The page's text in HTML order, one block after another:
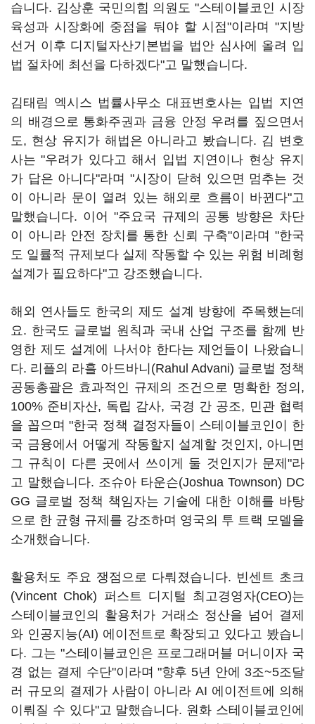
습니다. 김상훈 국민의힘 의원도 "스테이블코인 시장
육성과 시장화에 중점을 둬야 할 시점"이라며 "지방
선거 이후 디지털자산기본법을 법안 심사에 올려 입
법 절차에 최선을 다하겠다"고 말했습니다.
김태림 엑시스 법률사무소 대표변호사는 입법 지연
의 배경으로 통화주권과 금융 안정 우려를 짚으면서
도, 현상 유지가 해법은 아니라고 봤습니다. 김 변호
사는 "우려가 있다고 해서 입법 지연이나 현상 유지
가 답은 아니다"라며 "시장이 닫혀 있으면 멈추는 것
이 아니라 문이 열려 있는 해외로 흐름이 바뀐다"고
말했습니다. 이어 "주요국 규제의 공통 방향은 차단
이 아니라 안전 장치를 통한 신뢰 구축"이라며 "한국
도 일률적 규제보다 실제 작동할 수 있는 위험 비례형
설계가 필요하다"고 강조했습니다.
해외 연사들도 한국의 제도 설계 방향에 주목했는데
요. 한국도 글로벌 원칙과 국내 산업 구조를 함께 반
영한 제도 설계에 나서야 한다는 제언들이 나왔습니
다. 리플의 라흘 아드바니(Rahul Advani) 글로벌 정책
공동총괄은 효과적인 규제의 조건으로 명확한 정의,
100% 준비자산, 독립 감사, 국경 간 공조, 민관 협력
을 꼽으며 "한국 정책 결정자들이 스테이블코인이 한
국 금융에서 어떻게 작동할지 설계할 것인지, 아니면
그 규칙이 다른 곳에서 쓰이게 둘 것인지가 문제"라
고 말했습니다. 조슈아 타운슨(Joshua Townson) DC
GG 글로벌 정책 책임자는 기술에 대한 이해를 바탕
으로 한 균형 규제를 강조하며 영국의 투 트랙 모델을
소개했습니다.
활용처도 주요 쟁점으로 다뤄졌습니다. 빈센트 초크
(Vincent Chok) 퍼스트 디지털 최고경영자(CEO)는
스테이블코인의 활용처가 거래소 정산을 넘어 결제
와 인공지능(AI) 에이전트로 확장되고 있다고 봤습니
다. 그는 "스테이블코인은 프로그래머블 머니이자 국
경 없는 결제 수단"이라며 "향후 5년 안에 3조~5조달
러 규모의 결제가 사람이 아니라 AI 에이전트에 의해
이뤄질 수 있다"고 말했습니다. 원화 스테이블코인에